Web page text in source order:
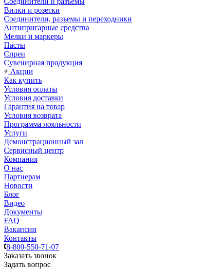
Вилки и розетки
Соединители, разъемы и переходники
Антипригарные средства
Мелки и маркеры
Пасты
Спреи
Сувенирная продукция
Акции
Как купить
Условия оплаты
Условия доставки
Гарантия на товар
Условия возврата
Программа лояльности
Услуги
Демонстрационный зал
Сервисный центр
Компания
О нас
Партнерам
Новости
Блог
Видео
Документы
FAQ
Вакансии
Контакты
8-800-550-71-07
Заказать звонок
Задать вопрос